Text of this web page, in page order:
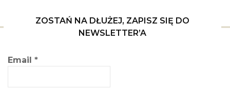
ZOSTAŃ NA DŁUŻEJ, ZAPISZ SIĘ DO
NEWSLETTER’A
Email *